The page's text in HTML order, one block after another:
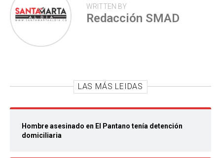
WRITTEN BY
Redacción SMAD
LAS MÁS LEIDAS
Hombre asesinado en El Pantano tenía detención
domiciliaria